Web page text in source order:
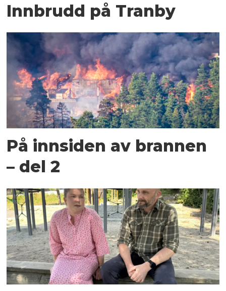
Innbrudd på Tranby
På innsiden av brannen
– del 2